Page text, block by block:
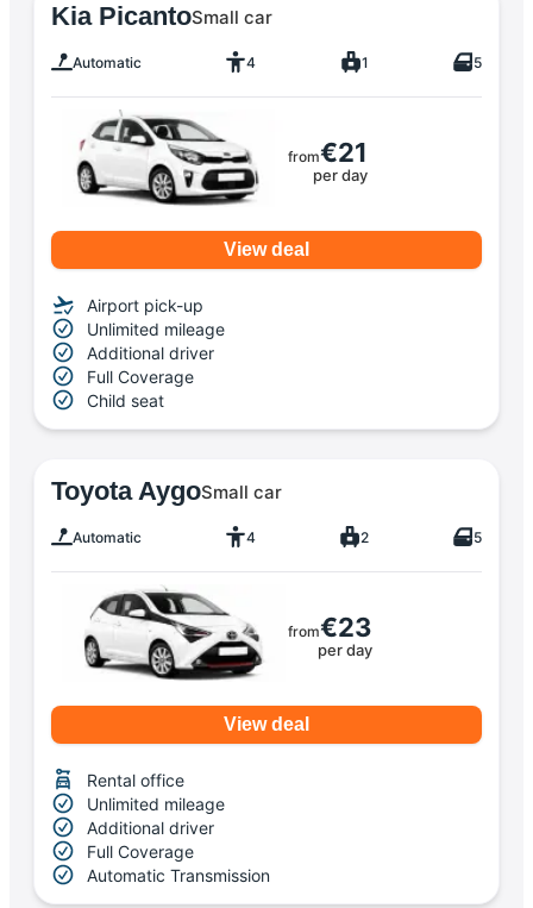
Kia PicantoSmall car
Automatic 4 1 5
from€21
per day
View deal
Airport pick-up
Unlimited mileage
Additional driver
Full Coverage
Child seat
Toyota AygoSmall car
Automatic 4 2 5
from€23
per day
View deal
Rental office
Unlimited mileage
Additional driver
Full Coverage
Automatic Transmission